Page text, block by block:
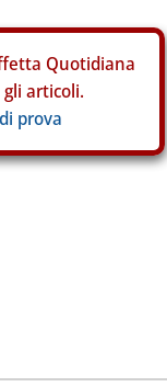
Quotidiana
articoli.
prova